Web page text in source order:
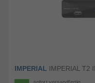
IMPERIAL IMPERIAL T2